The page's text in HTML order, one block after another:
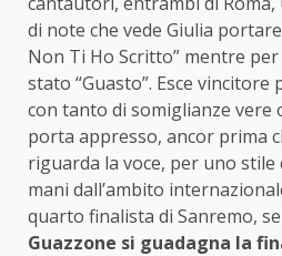
di note che vede Giulia
Non Ti Ho Scritto” mentre
stato “Guasto”. Esce
con tanto di somiglianze vere
porta appresso, ancor prima
riguarda la voce, per uno stile
mani dall’ambito
quarto finalista di Sanremo,
Guazzone si guadagna la